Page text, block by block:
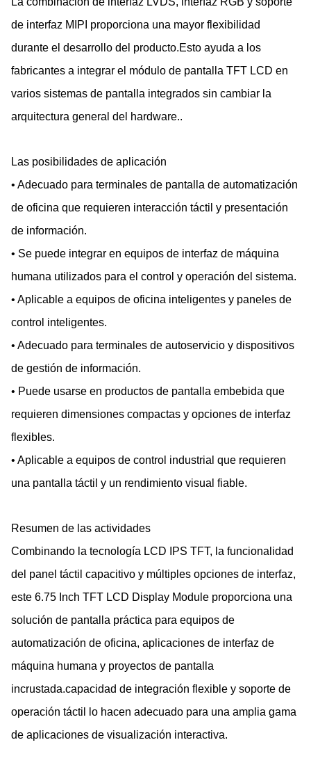
de interfaz MIPI proporciona una mayor flexibilidad
durante el desarrollo del producto.Esto ayuda a los
fabricantes a integrar el módulo de pantalla TFT LCD en
varios sistemas de pantalla integrados sin cambiar la
arquitectura general del hardware..
Las posibilidades de aplicación
• Adecuado para terminales de pantalla de automatización
de oficina que requieren interacción táctil y presentación
de información.
• Se puede integrar en equipos de interfaz de máquina
humana utilizados para el control y operación del sistema.
• Aplicable a equipos de oficina inteligentes y paneles de
control inteligentes.
• Adecuado para terminales de autoservicio y dispositivos
de gestión de información.
• Puede usarse en productos de pantalla embebida que
requieren dimensiones compactas y opciones de interfaz
flexibles.
• Aplicable a equipos de control industrial que requieren
una pantalla táctil y un rendimiento visual fiable.
Resumen de las actividades
Combinando la tecnología LCD IPS TFT, la funcionalidad
del panel táctil capacitivo y múltiples opciones de interfaz,
este 6.75 Inch TFT LCD Display Module proporciona una
solución de pantalla práctica para equipos de
automatización de oficina, aplicaciones de interfaz de
máquina humana y proyectos de pantalla
incrustada.capacidad de integración flexible y soporte de
operación táctil lo hacen adecuado para una amplia gama
de aplicaciones de visualización interactiva.